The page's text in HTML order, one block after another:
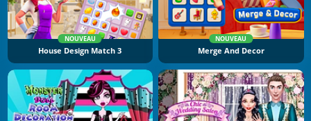
NOUVEAU
House Design Match 3
NOUVEAU
Merge And Decor